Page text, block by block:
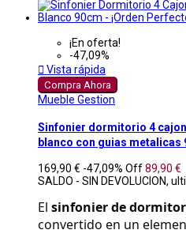
¡En oferta!
-47,09%
 Vista rápida
Compra Ahora
Mueble Gestion
Sinfonier dormitorio 4
blanco con guias metalicas
169,90 € -47,09% Off89,90 €
SALDO - SIN DEVOLUCION,
El sinfonier de
convertido en un